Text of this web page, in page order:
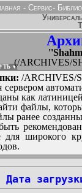
- Сервис-
(/ARCHIVES/
▼
/ARCHIVES/
как
файлы,
ранее
широкого
Дата